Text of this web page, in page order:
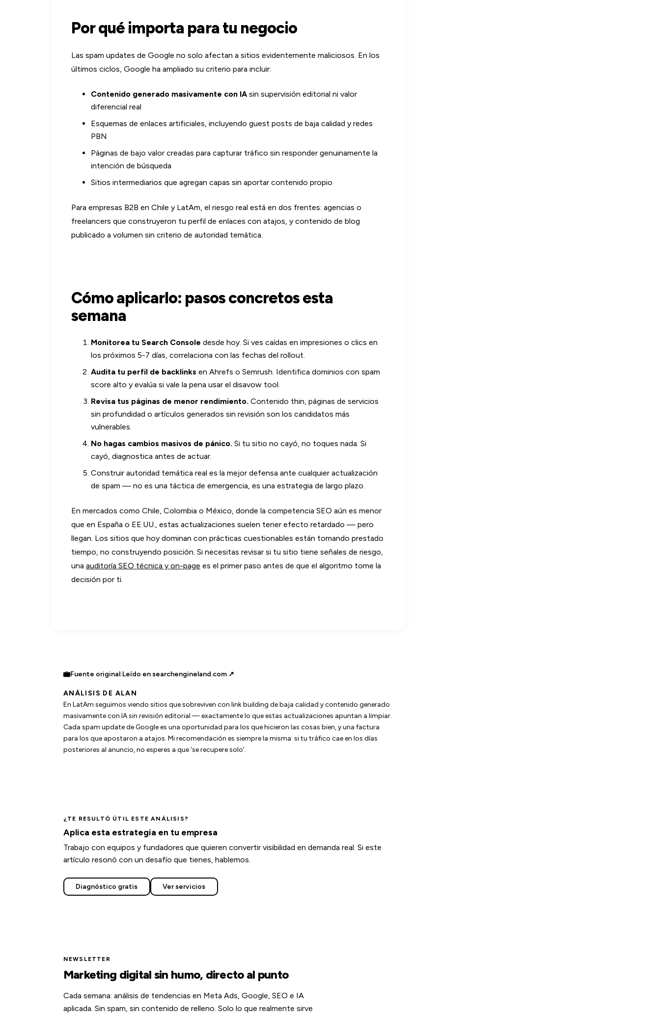
Por qué importa para tu negocio
Las spam updates de Google no solo afectan a sitios evidentemente maliciosos. En los
últimos ciclos, Google ha ampliado su criterio para incluir:
Contenido generado masivamente con IAsin supervisión editorial ni valor
diferencial real
Esquemas de enlaces artificiales, incluyendo guest posts de baja calidad y redes
PBN
Páginas de bajo valor creadas para capturar tráfico sin responder genuinamente la
intención de búsqueda
Sitios intermediarios que agregan capas sin aportar contenido propio
Para empresas B2B en Chile y LatAm, el riesgo real está en dos frentes: agencias o
freelancers que construyeron tu perfil de enlaces con atajos, y contenido de blog
publicado a volumen sin criterio de autoridad temática.
Cómo aplicarlo: pasos concretos esta
semana
Monitorea tu Search Console desde hoy. Si ves caídas en impresiones o clics en
los próximos 5-7 días, correlaciona con las fechas del rollout.
Audita tu perfil de backlinks en Ahrefs o Semrush. Identifica dominios con spam
score alto y evalúa si vale la pena usar el disavow tool.
Revisa tus páginas de menor rendimiento. Contenido thin, páginas de servicios
sin profundidad o artículos generados sin revisión son los candidatos más
vulnerables.
No hagas cambios masivos de pánico. Si tu sitio no cayó, no toques nada. Si
cayó, diagnostica antes de actuar.
Construir autoridad temática real es la mejor defensa ante cualquier actualización
de spam — no es una táctica de emergencia, es una estrategia de largo plazo.
En mercados como Chile, Colombia o México, donde la competencia SEO aún es menor
que en España o EE.UU., estas actualizaciones suelen tener efecto retardado — pero
llegan. Los sitios que hoy dominan con prácticas cuestionables están tomando prestado
tiempo, no construyendo posición. Si necesitas revisar si tu sitio tiene señales de riesgo,
una auditoría SEO técnica y on-page es el primer paso antes de que el algoritmo tome la
decisión por ti.
Fuente original:Leído en searchengineland.com ↗
ANÁLISIS DE ALAN
En LatAm seguimos viendo sitios que sobreviven con link building de baja calidad y contenido generado
masivamente con IA sin revisión editorial — exactamente lo que estas actualizaciones apuntan a limpiar.
Cada spam update de Google es una oportunidad para los que hicieron las cosas bien, y una factura
para los que apostaron a atajos. Mi recomendación es siempre la misma: si tu tráfico cae en los días
posteriores al anuncio, no esperes a que 'se recupere solo'.
¿TE RESULTÓ ÚTIL ESTE ANÁLISIS?
Aplica esta estrategia en tu empresa
Trabajo con equipos y fundadores que quieren convertir visibilidad en demanda real. Si este
artículo resonó con un desafío que tienes, hablemos.
Diagnóstico gratis Ver servicios
NEWSLETTER
Marketing digital sin humo, directo al punto
Cada semana: análisis de tendencias en Meta Ads, Google, SEO e IA
aplicada. Sin spam, sin contenido de relleno. Solo lo que realmente sirve